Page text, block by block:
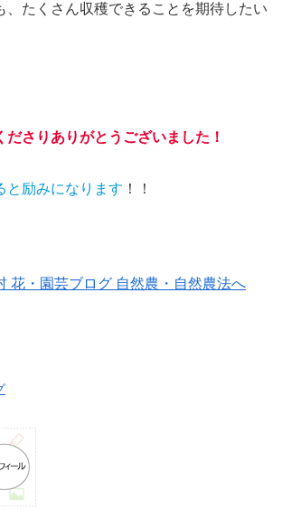
、たくさん収穫できることを期待したい
ださりありがとうございました！
と 励みになります ！！